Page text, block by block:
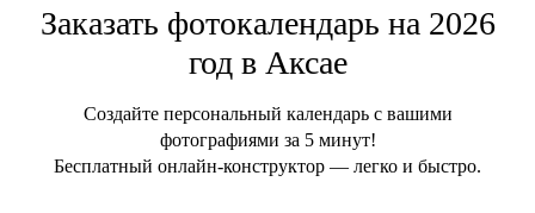
Заказать фотокалендарь на 2026
год в Аксае
Создайте персональный календарь с вашими
фотографиями за 5 минут!
Бесплатный онлайн-конструктор — легко и быстро.